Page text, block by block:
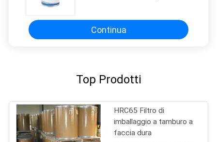
Continua
Top Prodotti
HRC65 Filtro di
imballaggio a tamburo a
faccia dura